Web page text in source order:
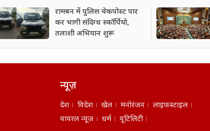
रामबन में पुलिस चेकपोस्ट पार
कर भागी संदिग्ध स्कॉर्पियो,
तलाशी अभियान शुरू
न्यूज़
देश विदेश खेल मनोरंजन
लाइफस्टाइल
वायरल न्यूज़
धर्म यूटिलिटी